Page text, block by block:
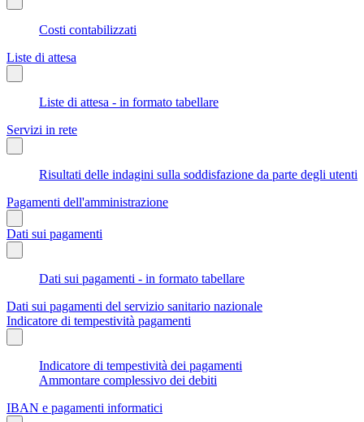
Costi contabilizzati
Liste di attesa
Liste di attesa - in formato tabellare
Servizi in rete
Risultati delle indagini sulla soddisfazione da parte degli utenti
Pagamenti dell'amministrazione
Dati sui pagamenti
Dati sui pagamenti - in formato tabellare
Dati sui pagamenti del servizio sanitario nazionale
Indicatore di tempestività pagamenti
Indicatore di tempestività dei pagamenti
Ammontare complessivo dei debiti
IBAN e pagamenti informatici